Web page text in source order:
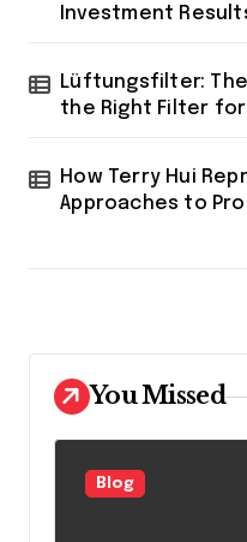
Investment
Lüftungsfilter:
the Right Filter
How Terry Hui
Approaches to
You Missed
Blog